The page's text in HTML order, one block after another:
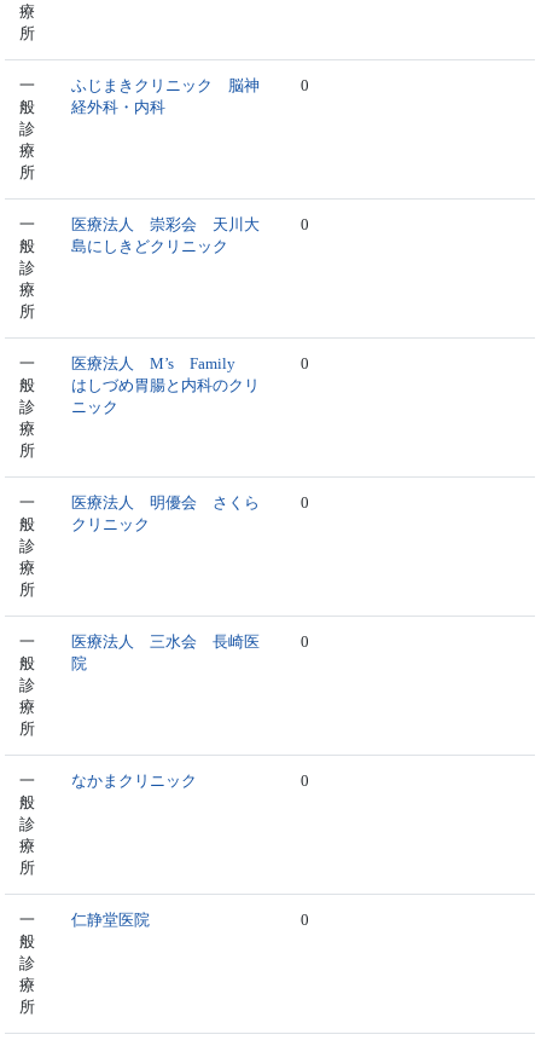
療
所
一
般
診
療
所
ふじまきクリニック 脳神
経外科・内科
0
一
般
診
療
所
医療法人 崇彩会 天川大
島にしきどクリニック
0
一
般
診
療
所
医療法人 M’s Family
はしづめ胃腸と内科のクリ
ニック
0
一
般
診
療
所
医療法人 明優会 さくら
クリニック
0
一
般
診
療
所
医療法人 三水会 長崎医
院
0
一
般
診
療
所
なかまクリニック 0
一
般
診
療
所
仁静堂医院 0